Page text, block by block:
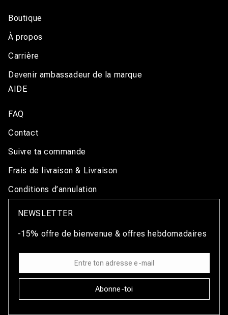
Boutique
À propos
Carrière
Devenir ambassadeur de la marque
AIDE
FAQ
Contact
Suivre ta commande
Frais de livraison & Livraison
Conditions d’annulation
NEWSLETTER
-15% offre de bienvenue & offres hebdomadaires
Abonne-toi